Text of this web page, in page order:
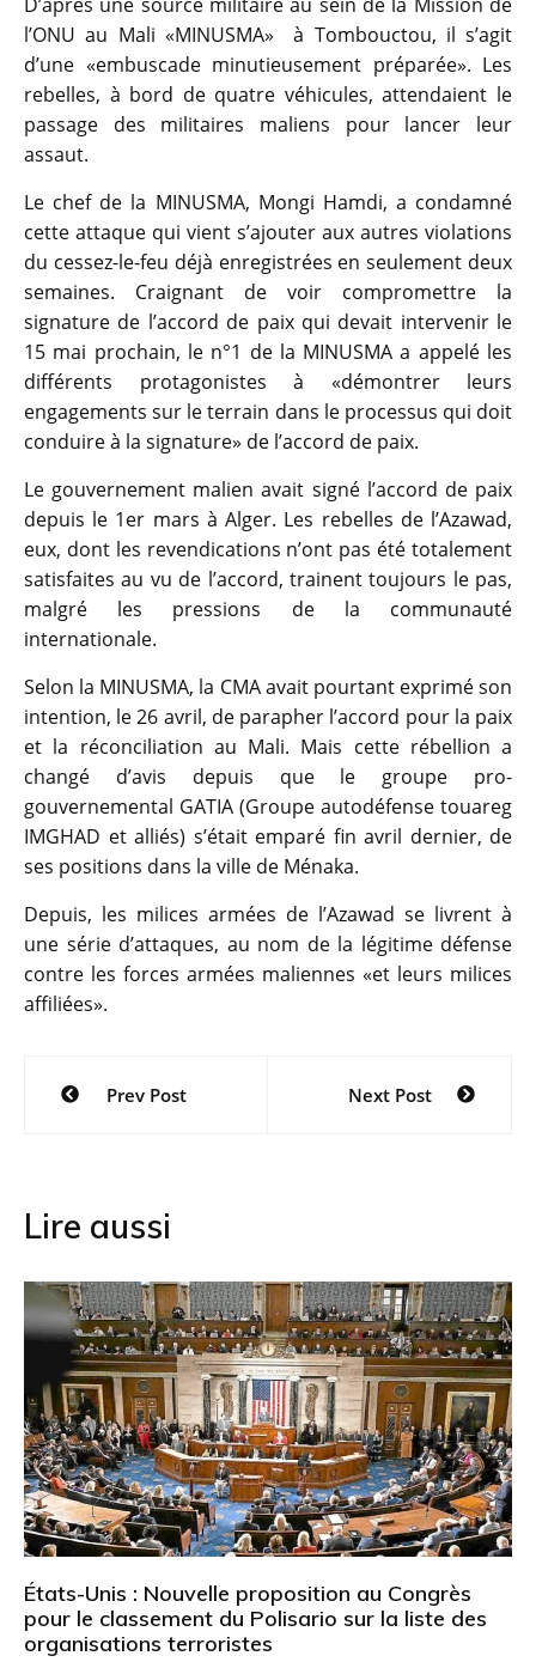
l’ONU au Mali «MINUSMA» à Tombouctou, il s’agit
d’une «embuscade minutieusement préparée». Les
rebelles, à bord de quatre véhicules, attendaient le
passage des militaires maliens pour lancer leur
assaut.
Le chef de la MINUSMA, Mongi Hamdi, a condamné
cette attaque qui vient s’ajouter aux autres violations
du cessez-le-feu déjà enregistrées en seulement deux
semaines. Craignant de voir compromettre la
signature de l’accord de paix qui devait intervenir le
15 mai prochain, le n°1 de la MINUSMA a appelé les
différents protagonistes à «démontrer leurs
engagements sur le terrain dans le processus qui doit
conduire à la signature» de l’accord de paix.
Le gouvernement malien avait signé l’accord de paix
depuis le 1er mars à Alger. Les rebelles de l’Azawad,
eux, dont les revendications n’ont pas été totalement
satisfaites au vu de l’accord, trainent toujours le pas,
malgré les pressions de la communauté
internationale.
Selon la MINUSMA, la CMA avait pourtant exprimé son
intention, le 26 avril, de parapher l’accord pour la paix
et la réconciliation au Mali. Mais cette rébellion a
changé d’avis depuis que le groupe pro-
gouvernemental GATIA (Groupe autodéfense touareg
IMGHAD et alliés) s’était emparé fin avril dernier, de
ses positions dans la ville de Ménaka.
Depuis, les milices armées de l’Azawad se livrent à
une série d’attaques, au nom de la légitime défense
contre les forces armées maliennes «et leurs milices
affiliées».
Navigation
Prev Post Next Post
Lire aussi
États-Unis : Nouvelle proposition au Congrès
pour le classement du Polisario sur la liste des
organisations terroristes